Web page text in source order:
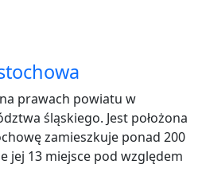
prawach powiatu w
śląskiego. Jest położona
zamieszkuje ponad 200
jej 13 miejsce pod względem